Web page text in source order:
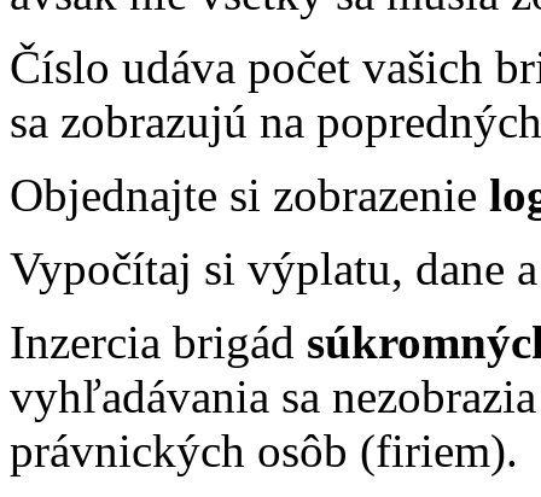
Číslo udáva počet vašich
sa zobrazujú na
Objednajte si zobrazenie
Vypočítaj si výplatu, dane
Inzercia brigád
vyhľadávania sa
právnických osôb (firiem).